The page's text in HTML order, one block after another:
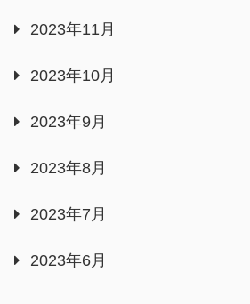
2023年11月
2023年10月
2023年9月
2023年8月
2023年7月
2023年6月